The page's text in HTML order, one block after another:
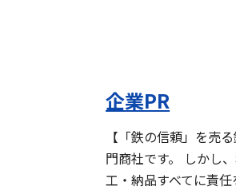
企業PR
【「鉄の信頼」を売
門商社です。 しかし
工・納品すべてに責